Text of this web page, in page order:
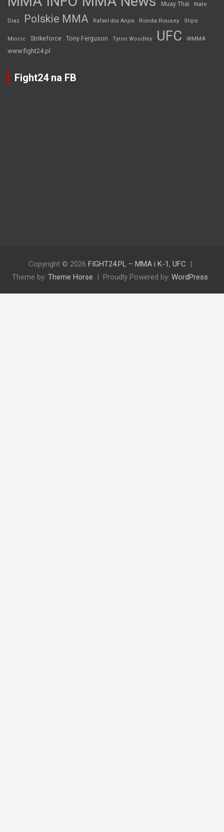
Muay Thai Nate
Diaz Polskie MMA Rafael dos Anjos Ronda Rousey Stipe
Miocic Strikeforce Tony Ferguson Tyron Woodley UFC WMMA
www.fight24.pl
Fight24 na FB
Copyright © 2026 FIGHT24.PL – MMA i K-1, UFC
Theme by: Theme Horse Proudly Powered by: WordPress